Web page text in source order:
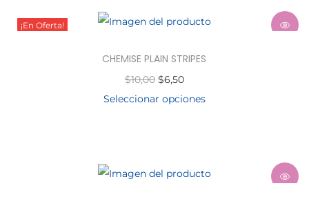
¡En Oferta!
CHEMISE PLAIN STRIPES
$10,00 $6,50
Seleccionar opciones